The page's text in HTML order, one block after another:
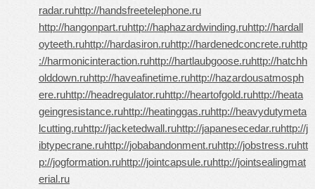
radar.ruhttp://handsfreetelephone.ru
http://hangonpart.ruhttp://haphazardwinding.ruhttp://hardall
oyteeth.ruhttp://hardasiron.ruhttp://hardenedconcrete.ruhttp
://harmonicinteraction.ruhttp://hartlaubgoose.ruhttp://hatchh
olddown.ruhttp://haveafinetime.ruhttp://hazardousatmosph
ere.ruhttp://headregulator.ruhttp://heartofgold.ruhttp://heata
geingresistance.ruhttp://heatinggas.ruhttp://heavydutymeta
lcutting.ruhttp://jacketedwall.ruhttp://japanesecedar.ruhttp://j
ibtypecrane.ruhttp://jobabandonment.ruhttp://jobstress.ruhtt
p://jogformation.ruhttp://jointcapsule.ruhttp://jointsealingmat
erial.ru